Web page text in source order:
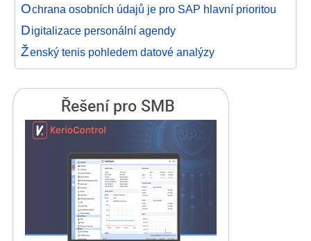
Ochrana osobních údajů je pro SAP hlavní prioritou
Digitalizace personální agendy
Ženský tenis pohledem datové analýzy